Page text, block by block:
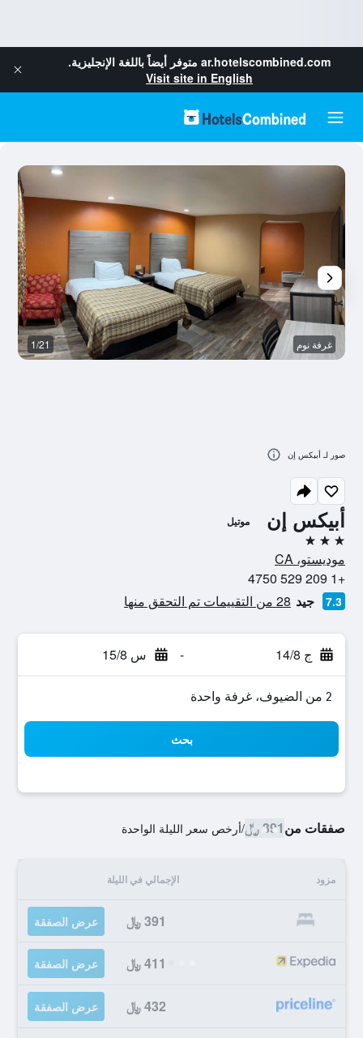
ar.hotelscombined.com متوفر أيضاً باللغة الإنجليزية.
Visit site in English
أبيكس إن موتيل
3 نجوم
موديستو، CA
+1 209 529 4750
7.3 جيد 28 من التقييمات تم التحقق منها
ج 14/8 - س 15/8
2 من الضيوف، غرفة واحدة
بحث
صفقات من391 ﷼ /أرخص سعر الليلة الواحدة
مزود الإجمالي في الليلة
391 ﷼ عرض الصفقة
411 ﷼ عرض الصفقة
432 ﷼ عرض الصفقة
غرفة نوم 1/21
صور لـ أبيكس إن